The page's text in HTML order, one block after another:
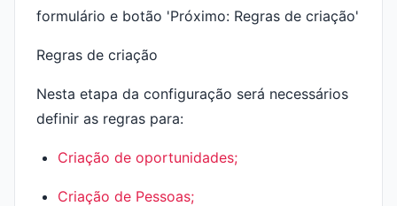
Regras de criação
Nesta etapa da configuração será necessários
definir as regras para:
Criação de oportunidades;
Criação de Pessoas;